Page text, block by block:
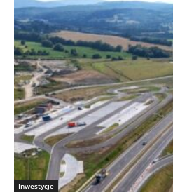
Inwestycje